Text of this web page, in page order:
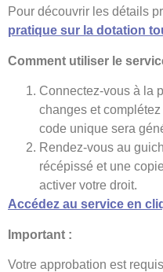
Pour découvrir les détails
pratique sur la dotation
Comment utiliser le
Connectez-vous à la
changes et
code unique sera
Rendez-vous au
récépissé et une
activer votre droit.
Accédez au service en
Important :
Votre approbation est